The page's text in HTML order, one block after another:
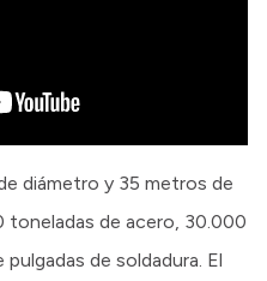
diámetro y 35 metros de
toneladas de acero, 30.000
de soldadura. El